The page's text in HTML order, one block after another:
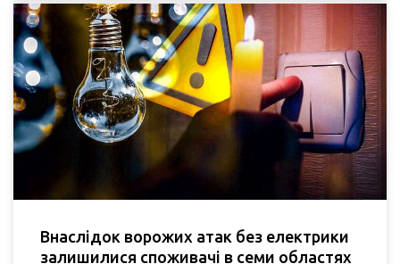
Внаслідок ворожих атак без електрики
залишилися споживачі в семи областях